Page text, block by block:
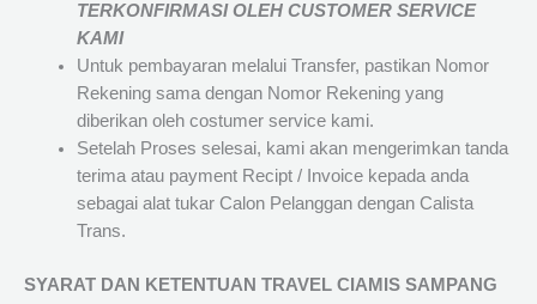
TERKONFIRMASI OLEH CUSTOMER SERVICE
KAMI
Untuk pembayaran melalui Transfer, pastikan Nomor
Rekening sama dengan Nomor Rekening yang
diberikan oleh costumer service kami.
Setelah Proses selesai, kami akan mengerimkan tanda
terima atau payment Recipt / Invoice kepada anda
sebagai alat tukar Calon Pelanggan dengan Calista
Trans.
SYARAT DAN KETENTUAN TRAVEL CIAMIS SAMPANG